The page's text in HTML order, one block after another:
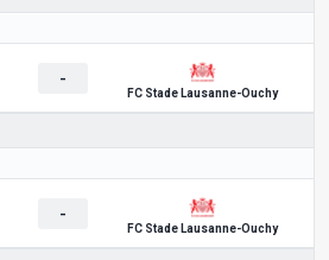
-
FC Stade Lausanne-Ouchy
-
FC Stade Lausanne-Ouchy